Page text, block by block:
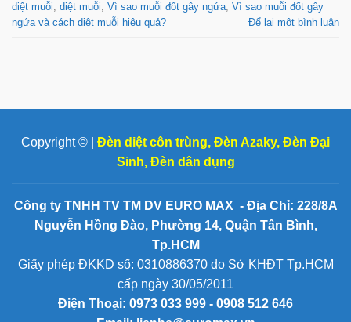
diệt muỗi, diệt muỗi, Vì sao muỗi đốt gây ngứa, Vì sao muỗi đốt gây
ngứa và cách diệt muỗi hiệu quả?
Để lại một bình luận
Copyright © | Đèn diệt côn trùng, Đèn Azaky, Đèn Đại
Sinh, Đèn dân dụng
Công ty TNHH TV TM DV EURO MAX - Địa Chỉ: 228/8A
Nguyễn Hồng Đào, Phường 14, Quận Tân Bình,
Tp.HCM
Giấy phép ĐKKD số: 0310886370 do Sở KHĐT Tp.HCM
cấp ngày 30/05/2011
Điện Thoại: 0973 033 999 - 0908 512 646